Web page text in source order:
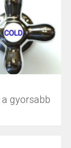
gyorsabb